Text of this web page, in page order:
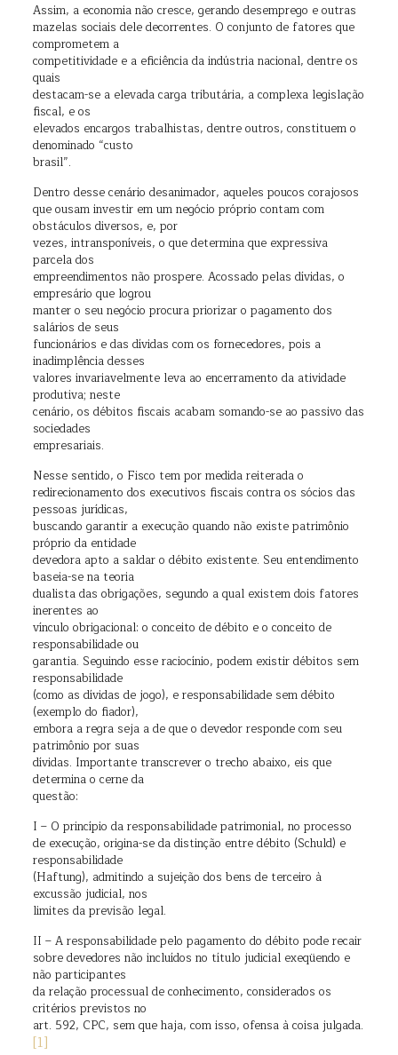
Assim, a economia não cresce, gerando desemprego e outras
mazelas sociais dele decorrentes. O conjunto de fatores que
comprometem a
competitividade e a eficiência da indústria nacional, dentre os
quais
destacam-se a elevada carga tributária, a complexa legislação
fiscal, e os
elevados encargos trabalhistas, dentre outros, constituem o
denominado “custo
brasil”.
Dentro desse cenário desanimador, aqueles poucos corajosos
que ousam investir em um negócio próprio contam com
obstáculos diversos, e, por
vezes, intransponíveis, o que determina que expressiva
parcela dos
empreendimentos não prospere. Acossado pelas dívidas, o
empresário que logrou
manter o seu negócio procura priorizar o pagamento dos
salários de seus
funcionários e das dívidas com os fornecedores, pois a
inadimplência desses
valores invariavelmente leva ao encerramento da atividade
produtiva; neste
cenário, os débitos fiscais acabam somando-se ao passivo das
sociedades
empresariais.
Nesse sentido, o Fisco tem por medida reiterada o
redirecionamento dos executivos fiscais contra os sócios das
pessoas jurídicas,
buscando garantir a execução quando não existe patrimônio
próprio da entidade
devedora apto a saldar o débito existente. Seu entendimento
baseia-se na teoria
dualista das obrigações, segundo a qual existem dois fatores
inerentes ao
vínculo obrigacional: o conceito de débito e o conceito de
responsabilidade ou
garantia. Seguindo esse raciocínio, podem existir débitos sem
responsabilidade
(como as dívidas de jogo), e responsabilidade sem débito
(exemplo do fiador),
embora a regra seja a de que o devedor responde com seu
patrimônio por suas
dívidas. Importante transcrever o trecho abaixo, eis que
determina o cerne da
questão:
I – O princípio da responsabilidade patrimonial, no processo
de execução, origina-se da distinção entre débito (Schuld) e
responsabilidade
(Haftung), admitindo a sujeição dos bens de terceiro à
excussão judicial, nos
limites da previsão legal.
II – A responsabilidade pelo pagamento do débito pode recair
sobre devedores não incluídos no título judicial exeqüendo e
não participantes
da relação processual de conhecimento, considerados os
critérios previstos no
art. 592, CPC, sem que haja, com isso, ofensa à coisa julgada.
[1]